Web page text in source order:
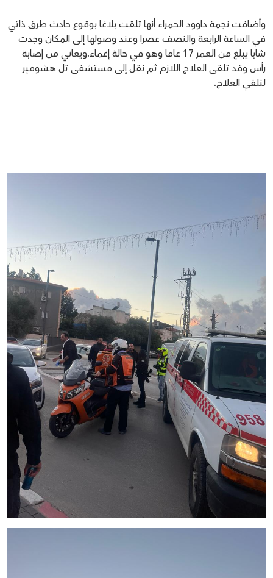
وأضافت نجمة داوود الحمراء أنها تلقت بلاغا بوقوع حادث طرق ذاتي
في الساعة الرابعة والنصف عصرا وعند وصولها إلى المكان وجدت
شابا يبلغ من العمر 17 عاما وهو في حالة إغماء.ويعاني من إصابة
رأس وقد تلقى العلاج اللازم ثم نقل إلى مستشفى تل هشومير
لتلقي العلاج.